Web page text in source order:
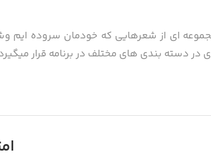
ای از شعرهایی که خودمان سروده ایم
دسته بندی های مختلف در برنامه قرار میگیرد